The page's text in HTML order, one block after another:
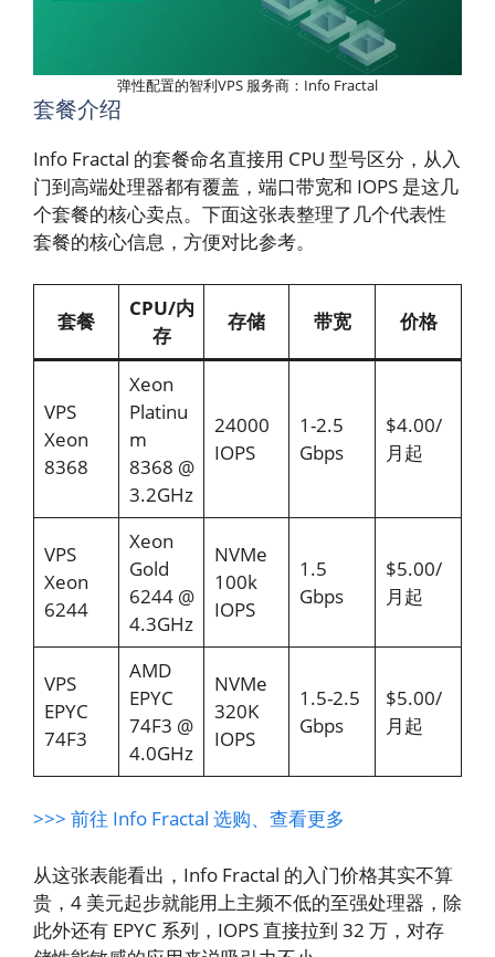
弹性配置的智利VPS 服务商：Info Fractal
套餐介绍
Info Fractal 的套餐命名直接用 CPU 型号区分，从入
门到高端处理器都有覆盖，端口带宽和 IOPS 是这几
个套餐的核心卖点。下面这张表整理了几个代表性
套餐的核心信息，方便对比参考。
套餐
CPU/内
存
存储 带宽 价格
VPS
Xeon
8368
Xeon
Platinu
m
8368 @
3.2GHz
24000
IOPS
1-2.5
Gbps
$4.00/
月起
VPS
Xeon
6244
Xeon
Gold
6244 @
4.3GHz
NVMe
100k
IOPS
1.5
Gbps
$5.00/
月起
VPS
EPYC
74F3
AMD
EPYC
74F3 @
4.0GHz
NVMe
320K
IOPS
1.5-2.5
Gbps
$5.00/
月起
>>> 前往 Info Fractal 选购、查看更多
从这张表能看出，Info Fractal 的入门价格其实不算
贵，4 美元起步就能用上主频不低的至强处理器，除
此外还有 EPYC 系列，IOPS 直接拉到 32 万，对存